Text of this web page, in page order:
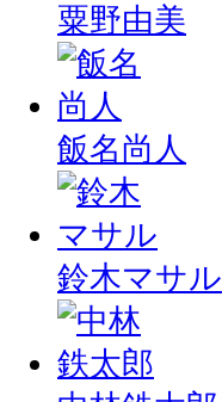
粟野由美
飯名尚人
鈴木マサル